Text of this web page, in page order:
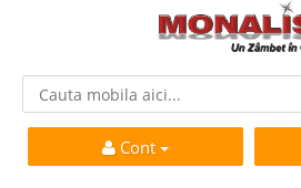
Cont